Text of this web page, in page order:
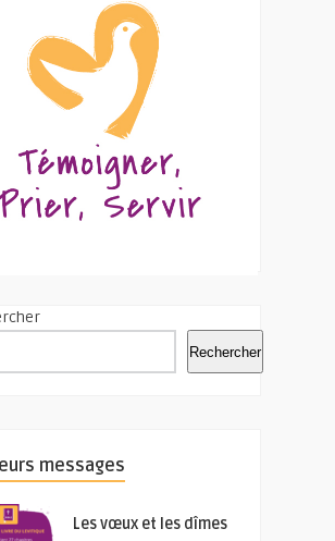
Rechercher
messages
Les vœux et les dîmes